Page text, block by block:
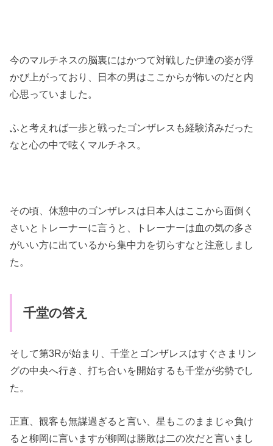
今のマルチネスの脳裏にはかつて対戦した伊達の姿が浮
かび上がっており、日本の男はここからが怖いのだと内
心思っていました。
ふと考えれば一歩と戦ったゴンザレスも経験済みだった
なと心の中で呟くマルチネス。
その頃、休憩中のゴンザレスは日本人はここから面倒く
さいとトレーナーに言うと、トレーナーは血の気の多さ
がいい方に出ているから集中力を切らすなと注意しまし
た。
千堂の答え
そして第3Rが始まり、千堂とゴンザレスはすぐさまリン
グの中央へ行き、打ち合いを開始するも千堂が劣勢でし
た。
正直、観客も無謀過ぎると言い、星もこのままじゃ負け
ると柳岡に言いますが柳岡は勝敗は二の次だと言いまし